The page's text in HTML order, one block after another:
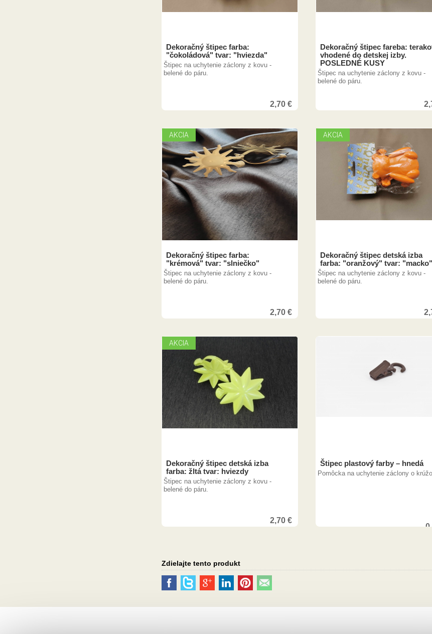
Dekoračný štipec farba:
"čokoládová" tvar: "hviezda"
Štipec na uchytenie záclony z kovu -
belené do páru.
2,70€
Dekoračný štipec fareba:
vhodené do detskej izby.
POSLEDNÉ KUSY
Štipec na uchytenie záclony z kovu -
belené do páru.
AKCIA
Dekoračný štipec farba:
"krémová" tvar: "slniečko"
Štipec na uchytenie záclony z kovu -
belené do páru.
2,70€
AKCIA
Dekoračný štipec detská izba
farba: "oranžový" tvar: "macko"
Štipec na uchytenie záclony z kovu -
belené do páru.
AKCIA
Dekoračný štipec detská izba
farba: žltá tvar: hviezdy
Štipec na uchytenie záclony z kovu -
belené do páru.
2,70€
Štipec plastový farby – hnedá
Pomôcka na uchytenie záclony o
Zdielajte tento produkt